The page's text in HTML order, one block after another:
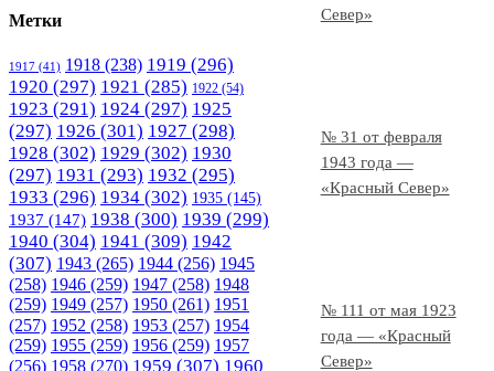
Север»
№ 31 от февраля
1943 года —
«Красный Север»
№ 111 от мая 1923
года — «Красный
Север»
Метки
1917 (41) 1918 (238) 1919 (296)
1920 (297) 1921 (285) 1922 (54)
1923 (291) 1924 (297) 1925
(297) 1926 (301) 1927 (298)
1928 (302) 1929 (302) 1930
(297) 1931 (293) 1932 (295)
1933 (296) 1934 (302) 1935 (145)
1937 (147) 1938 (300) 1939 (299)
1940 (304) 1941 (309) 1942
(307) 1943 (265) 1944 (256) 1945
(258) 1946 (259) 1947 (258) 1948
(259) 1949 (257) 1950 (261) 1951
(257) 1952 (258) 1953 (257) 1954
(259) 1955 (259) 1956 (259) 1957
(256) 1958 (270) 1959 (307) 1960